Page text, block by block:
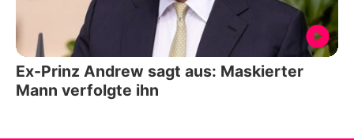
Ex-Prinz Andrew sagt aus: Maskierter
Mann verfolgte ihn